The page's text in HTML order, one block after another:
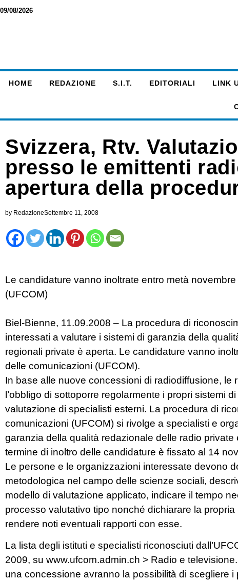
09/08/2026
HOME REDAZIONE S.I.T. EDITORIALI LINK
Svizzera, Rtv.
presso le emittenti
apertura della
by RedazioneSettembre 11, 2008
Le candidature vanno inoltrate entro metà
(UFCOM)
Biel-Bienne, 11.09.2008 – La procedura di
interessati a valutare i sistemi di garanzia della
regionali private è aperta. Le candidature vanno
delle comunicazioni (UFCOM).
In base alle nuove concessioni di radiodiffusione,
l’obbligo di sottoporre regolarmente i propri sistemi
valutazione di specialisti esterni. La procedura di
comunicazioni (UFCOM) si rivolge a specialisti e
garanzia della qualità redazionale delle radio
termine di inoltro delle candidature è fissato al 14
Le persone e le organizzazioni interessate devono
metodologica nel campo delle scienze sociali,
modello di valutazione applicato, indicare il tempo
processo valutativo tipo nonché dichiarare la
rendere noti eventuali rapporti con esse.
La lista degli istituti e specialisti riconosciuti
2009, su www.ufcom.admin.ch > Radio e
una concessione avranno la possibilità di scegliere i